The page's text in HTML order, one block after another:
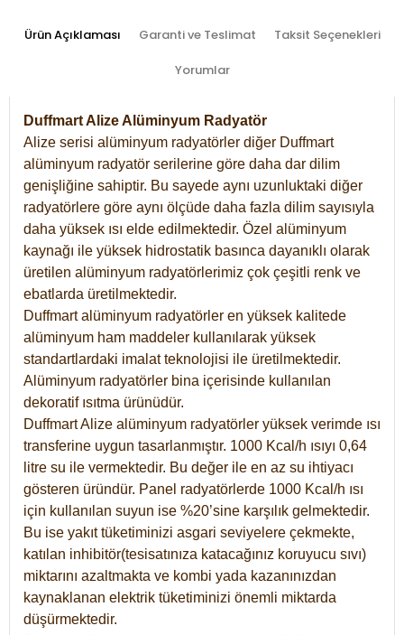
Ürün Açıklaması Garanti ve Teslimat Taksit Seçenekleri
Yorumlar
Duffmart Alize Alüminyum Radyatör
Alize serisi alüminyum radyatörler diğer Duffmart
alüminyum radyatör serilerine göre daha dar dilim
genişliğine sahiptir. Bu sayede aynı uzunluktaki diğer
radyatörlere göre aynı ölçüde daha fazla dilim sayısıyla
daha yüksek ısı elde edilmektedir. Özel alüminyum
kaynağı ile yüksek hidrostatik basınca dayanıklı olarak
üretilen alüminyum radyatörlerimiz çok çeşitli renk ve
ebatlarda üretilmektedir.
Duffmart alüminyum radyatörler en yüksek kalitede
alüminyum ham maddeler kullanılarak yüksek
standartlardaki imalat teknolojisi ile üretilmektedir.
Alüminyum radyatörler bina içerisinde kullanılan
dekoratif ısıtma ürünüdür.
Duffmart Alize alüminyum radyatörler yüksek verimde ısı
transferine uygun tasarlanmıştır. 1000 Kcal/h ısıyı 0,64
litre su ile vermektedir. Bu değer ile en az su ihtiyacı
gösteren üründür. Panel radyatörlerde 1000 Kcal/h ısı
için kullanılan suyun ise %20’sine karşılık gelmektedir.
Bu ise yakıt tüketiminizi asgari seviyelere çekmekte,
katılan inhibitör(tesisatınıza katacağınız koruyucu sıvı)
miktarını azaltmakta ve kombi yada kazanınızdan
kaynaklanan elektrik tüketiminizi önemli miktarda
düşürmektedir.